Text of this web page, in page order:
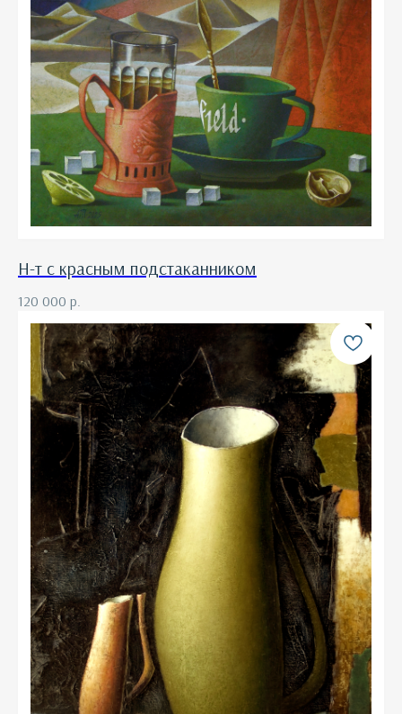
Н-т с красным подстаканником
120 000 р.